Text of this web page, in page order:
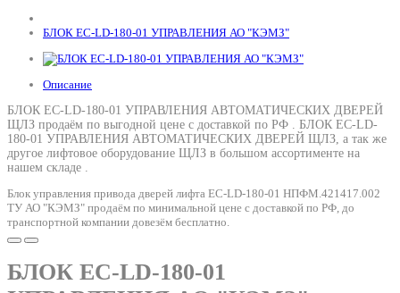
БЛОК EC-LD-180-01 УПРАВЛЕНИЯ АО "КЭМЗ"
Описание
БЛОК EC-LD-180-01 УПРАВЛЕНИЯ АВТОМАТИЧЕСКИХ ДВЕРЕЙ
ЩЛЗ продаём по выгодной цене с доставкой по РФ . БЛОК EC-LD-
180-01 УПРАВЛЕНИЯ АВТОМАТИЧЕСКИХ ДВЕРЕЙ ЩЛЗ, а так же
другое лифтовое оборудование ЩЛЗ в большом ассортименте на
нашем складе .
Блок управления привода дверей лифта EC-LD-180-01 НПФМ.421417.002
ТУ АО "КЭМЗ" продаём по минимальной цене с доставкой по РФ, до
транспортной компании довезём бесплатно.
БЛОК EC-LD-180-01